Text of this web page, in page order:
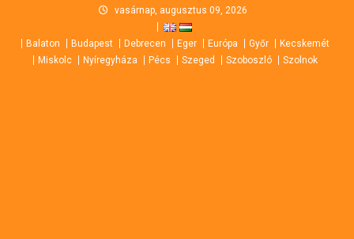
content
vasárnap, augusztus 09, 2026
Balaton Budapest Debrecen Eger Európa Győr
Kecskemét
Miskolc
Nyíregyháza Pécs Szeged Szoboszló Szolnok